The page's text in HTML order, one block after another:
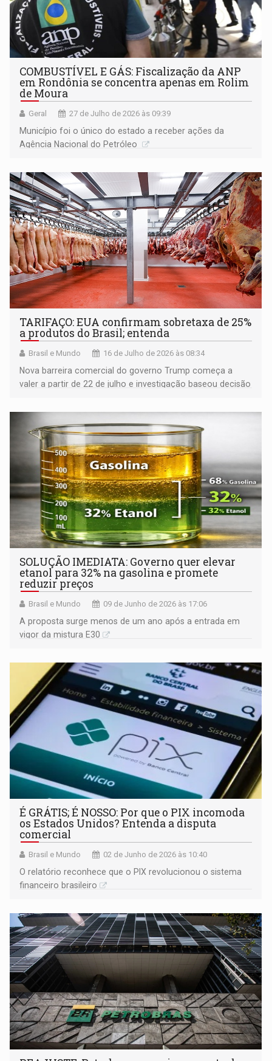
COMBUSTÍVEL E GÁS: Fiscalização da ANP
em Rondônia se concentra apenas em Rolim
de Moura
Geral 27 de Julho de 2026 às 09:39
Município foi o único do estado a receber ações da
Agência Nacional do Petróleo
TARIFAÇO: EUA confirmam sobretaxa de 25%
a produtos do Brasil; entenda
Brasil e Mundo 16 de Julho de 2026 às 08:34
Nova barreira comercial do governo Trump começa a
valer a partir de 22 de julho e investigação baseou decisão
SOLUÇÃO IMEDIATA: Governo quer elevar
etanol para 32% na gasolina e promete
reduzir preços
Brasil e Mundo 09 de Junho de 2026 às 17:06
A proposta surge menos de um ano após a entrada em
vigor da mistura E30
É GRÁTIS; É NOSSO: Por que o PIX incomoda
os Estados Unidos? Entenda a disputa
comercial
Brasil e Mundo 02 de Junho de 2026 às 10:40
O relatório reconhece que o PIX revolucionou o sistema
financeiro brasileiro